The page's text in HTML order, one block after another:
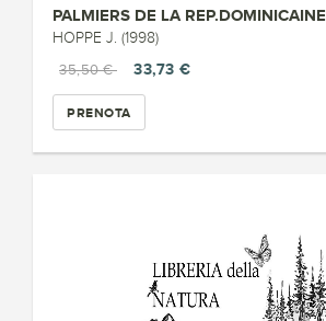
PALMIERS DE LA REP.DOMINICAINE
HOPPE J. (1998)
35,50 €
33,73 €
PRENOTA